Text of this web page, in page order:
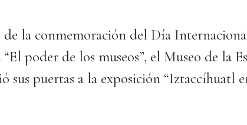
la conmemoración del Día
poder de los museos”, el Museo de la
sus puertas a la exposición “Iztaccíhuatl